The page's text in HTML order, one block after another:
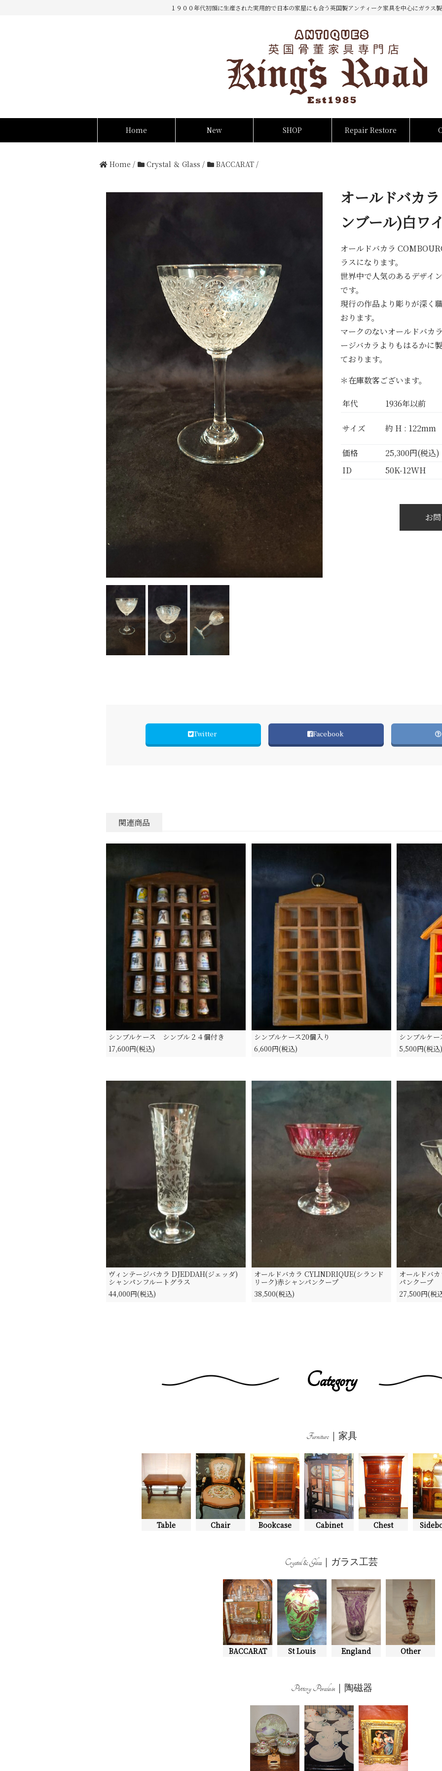
１９００年代初頭に生産された実用的で日本の家屋にも合う英国製アンティーク家具を中心にガラス
Home New SHOP Repair Restore
Home / Crystal ＆ Glass / BACCARAT /
オールドバカ
ンブール)白ワ
オールドバカラ
ラスになります。
世界中で人気のあるデザイ
です。
現行の作品より彫りが深く
おります。
マークのないオールドバカ
ージバカラよりもはるかに
ております。
＊在庫数客ございます。
年代 1936年以前
サイズ 約 H : 122mm
価格
25,300円(税込)
ID
50K-12WH
お
Twitter Facebook
関連商品
シンブルケース シンブル２４個付き
17,600円(税込)
シンブルケース20個入り
6,600円(税込)
シンブルケ
5,500円(税込
ヴィンテージバカラ DJEDDAH(ジェッダ)
シャンパンフルートグラス
44,000円(税込)
オールドバカラ CYLINDRIQUE(シランド
リーク)赤シャンパンクープ
38,500(税込)
オールドバ
パンクープ
27,500円(税
Category
Furniture｜家具
Table Chair Bookcase Cabinet Chest
Crystal & Glass｜ガラス工芸
BACCARAT St Louis England Other
Pottery Porcelain｜陶磁器